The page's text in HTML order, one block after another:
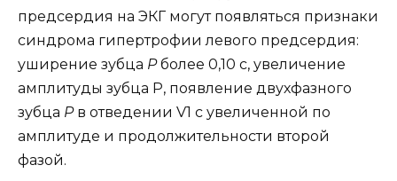
предсердия на ЭКГ могут появляться признаки
синдрома гипертрофии левого предсердия:
уширение зубца Pболее 0,10 с, увеличение
амплитуды зубца Р, появление двухфазного
зубца P в отведении V1 с увеличенной по
амплитуде и продолжительности второй
фазой.